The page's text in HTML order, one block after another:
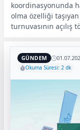
koordinasyonunda
olma özelliği
turnuvasının açılış
GÜNDEM
Okuma Süresi: 2 dk